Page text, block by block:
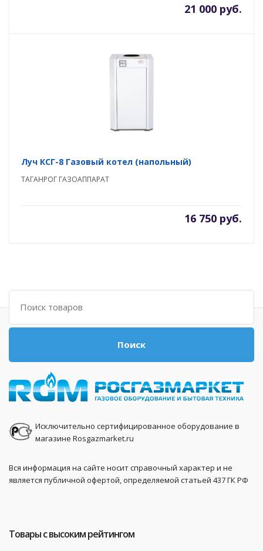
21 000 руб.
Луч КСГ-8 Газовый котел (напольный)
ТАГАНРОГ ГАЗОАППАРАТ
16 750 руб.
Поиск
Поиск
Исключительно сертифицированное оборудование в
магазине Rosgazmarket.ru
Вся информация на сайте носит справочный характер и не
является публичной офертой, определяемой статьей 437 ГК РФ
Товары с высоким рейтингом